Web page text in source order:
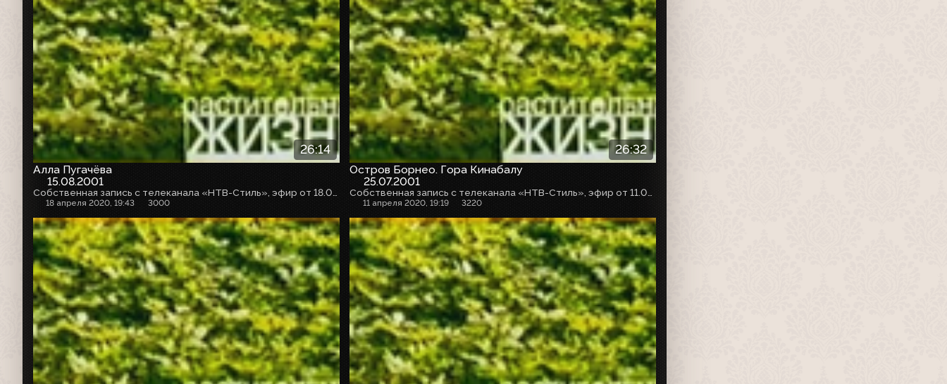
26:14
Алла Пугачёва
15.08.2001
18 апреля 2020, 19:43 3000
26:32
Остров Борнео. Гора Кинабалу
25.07.2001
11 апреля 2020, 19:19 3220